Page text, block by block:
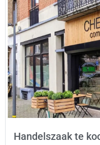
Handelszaak te